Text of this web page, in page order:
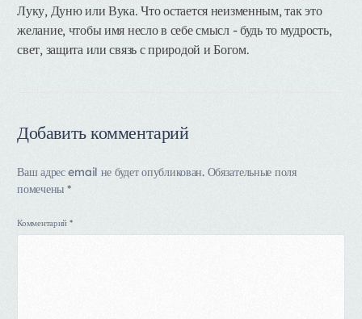
Луку, Дуню или Вука. Что остается неизменным, так это
желание, чтобы имя несло в себе смысл - будь то мудрость,
свет, защита или связь с природой и Богом.
Добавить комментарий
Ваш адрес email не будет опубликован. Обязательные поля
помечены *
Комментарий *